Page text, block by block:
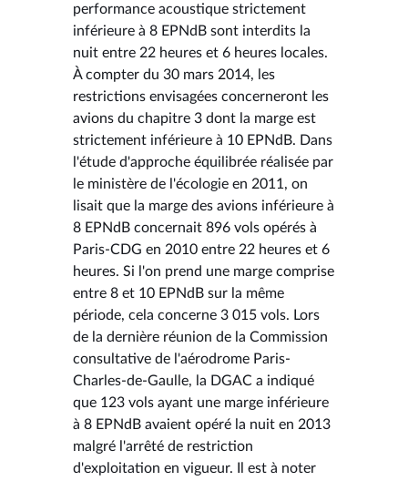
performance acoustique strictement
inférieure à 8 EPNdB sont interdits la
nuit entre 22 heures et 6 heures locales.
À compter du 30 mars 2014, les
restrictions envisagées concerneront les
avions du chapitre 3 dont la marge est
strictement inférieure à 10 EPNdB. Dans
l'étude d'approche équilibrée réalisée par
le ministère de l'écologie en 2011, on
lisait que la marge des avions inférieure à
8 EPNdB concernait 896 vols opérés à
Paris-CDG en 2010 entre 22 heures et 6
heures. Si l'on prend une marge comprise
entre 8 et 10 EPNdB sur la même
période, cela concerne 3 015 vols. Lors
de la dernière réunion de la Commission
consultative de l'aérodrome Paris-
Charles-de-Gaulle, la DGAC a indiqué
que 123 vols ayant une marge inférieure
à 8 EPNdB avaient opéré la nuit en 2013
malgré l'arrêté de restriction
d'exploitation en vigueur. Il est à noter